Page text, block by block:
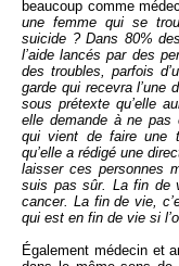
beaucoup comme
une femme qui se
suicide ? Dans 80%
l’aide lancés par des
des troubles, parfois
garde qui recevra l’une
sous prétexte qu’elle
elle demande à ne pas
qui vient de faire une
qu’elle a rédigé une
laisser ces personnes
suis pas sûr. La fin de
cancer. La fin de vie,
qui est en fin de vie si
Également médecin et